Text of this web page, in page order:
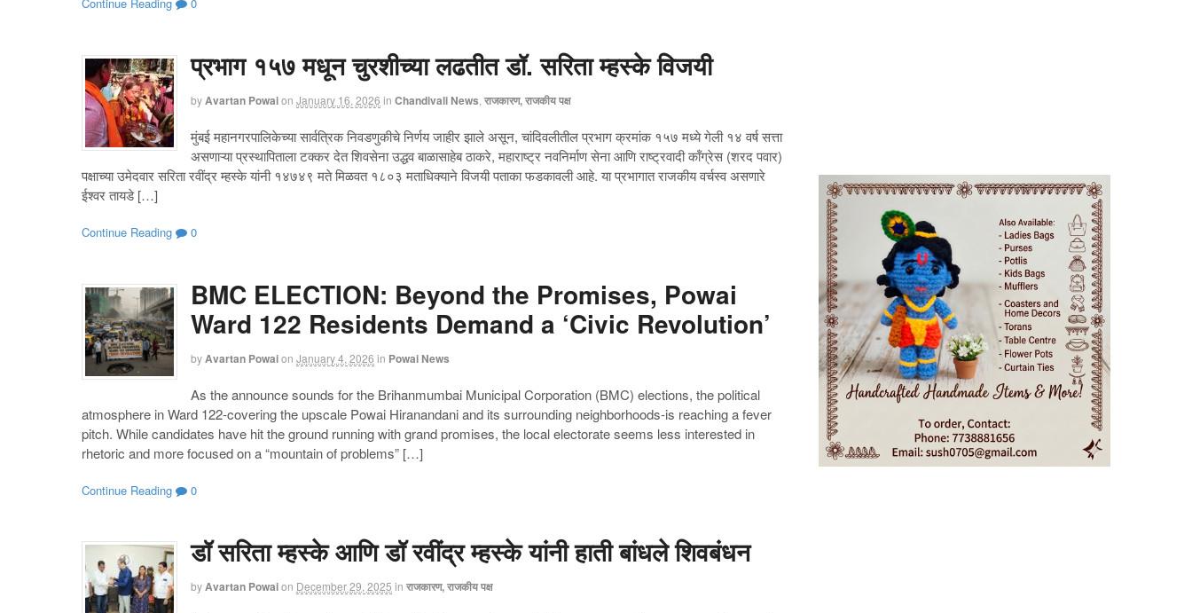
प्रभाग १५७ मधून चुरशीच्या लढतीत डॉ. सरिता म्हस्के विजयी
byAvartan Powaion January 16, 2026 in Chandivali News राजकारण, राजकीय पक्ष
मुंबई महानगरपालिकेच्या सार्वत्रिक निवडणुकीचे निर्णय जाहीर झाले असून, चांदिवलीतील प्रभाग क्रमांक १५७ मध्ये गेली १४ वर्ष सत्ता
असणाऱ्या प्रस्थापिताला टक्कर देत शिवसेना उद्धव बाळासाहेब ठाकरे, महाराष्ट्र नवनिर्माण सेना आणि राष्ट्रवादी कॉंग्रेस (शरद पवार)
पक्षाच्या उमेदवार सरिता रवींद्र म्हस्के यांनी १४७४९ मते मिळवत १८०३ मताधिक्याने विजयी पताका फडकावली आहे. या प्रभागात राजकीय वर्चस्व असणारे
ईश्वर तायडे […]
Continue Reading 0
BMC ELECTION: Beyond the Promises, Powai
Ward 122 Residents Demand a ‘Civic Revolution’
byAvartan Powaion January 4, 2026 in Powai News
As the announce sounds for the Brihanmumbai Municipal Corporation (BMC) elections, the political
atmosphere in Ward 122-covering the upscale Powai Hiranandani and its surrounding neighborhoods-is reaching a fever
pitch. While candidates have hit the ground running with grand promises, the local electorate seems less interested in
rhetoric and more focused on a “mountain of problems” […]
Continue Reading 0
डॉ सरिता म्हस्के आणि डॉ रवींद्र म्हस्के यांनी हाती बांधले शिवबंधन
byAvartan Powaion December 29, 2025 in राजकारण, राजकीय पक्ष